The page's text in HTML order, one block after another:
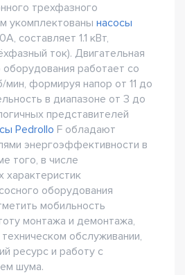
трехфазного
укомплектованы насосы
составляет 1.1 кВт,
ток). Двигательная
оборудования работает со
формируя напор от 11 до
в диапазоне от 3 до
представителей
Pedrollo F обладают
энергоэффективности в
того, в числе
характеристик
оборудования
мобильность
монтажа и демонтажа,
обслуживании,
ресурс и работу с
шума.